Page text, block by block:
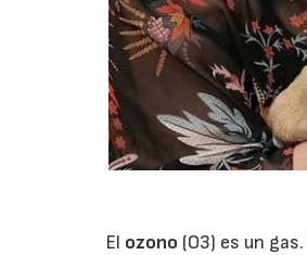
El ozono (O3) es un